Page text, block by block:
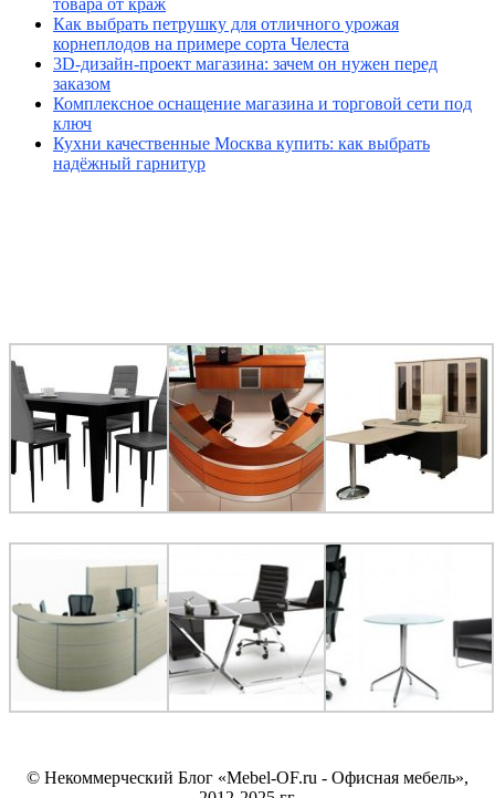
товара от краж
Как выбрать петрушку для отличного урожая
корнеплодов на примере сорта Челеста
3D-дизайн-проект магазина: зачем он нужен перед
заказом
Комплексное оснащение магазина и торговой сети под
ключ
Кухни качественные Москва купить: как выбрать
надёжный гарнитур
© Некоммерческий Блог «Mebel-OF.ru - Офисная мебель»,